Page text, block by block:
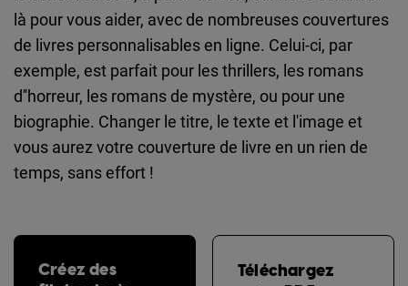
là pour vous aider, avec de nombreuses couvertures
de livres personnalisables en ligne. Celui-ci, par
exemple, est parfait pour les thrillers, les romans
d''horreur, les romans de mystère, ou pour une
biographie. Changer le titre, le texte et l'image et
vous aurez votre couverture de livre en un rien de
temps, sans effort !
Créez des
Téléchargez